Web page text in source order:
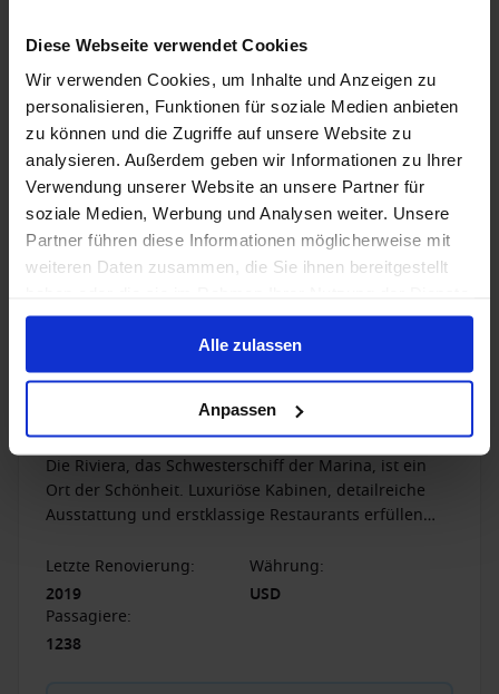
Diese Webseite verwendet Cookies
Wir verwenden Cookies, um Inhalte und Anzeigen zu
personalisieren, Funktionen für soziale Medien anbieten
zu können und die Zugriffe auf unsere Website zu
analysieren. Außerdem geben wir Informationen zu Ihrer
Verwendung unserer Website an unsere Partner für
soziale Medien, Werbung und Analysen weiter. Unsere
Partner führen diese Informationen möglicherweise mit
weiteren Daten zusammen, die Sie ihnen bereitgestellt
gesammelt haben.
Alle zulassen
Anpassen
Reise-Haftpflichtversicherung.
Ihnen zusätzlichen Service
Sollten Sie sich für eine Kreuzfahrt mit Oceania
entscheiden, helfen Ihnen unsere Kreuzfahrtexperten
gern weiter, für Sie den passenden Flug inkl.
kostenlosem Transfer zu buchen*. Sagen Sie einfach
bei Ihrer Anfrage, von welchem Flughafen aus Sie
reisen wollen, und unsere Kreuzfahrtexperten suchen
Ihnen dann den passenden Flug raus.
*nicht im Kreuzfahrtpreis inkludiert.
Riviera
29 Bewertungen
Die Riviera, das Schwesterschiff der Marina, ist ein
Ort der Schönheit. Luxuriöse Kabinen, detailreiche
Ausstattung und erstklassige Restaurants erfüllen
Letzte Renovierung:
2019
Währung:
USD
Passagiere:
1238